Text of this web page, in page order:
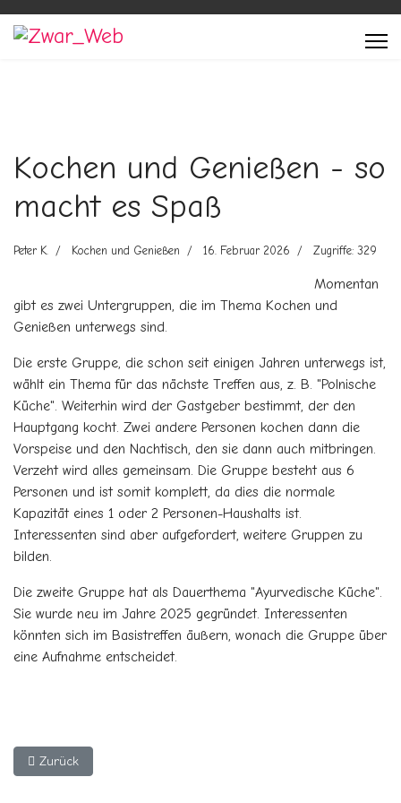
Kochen und Genießen - so
macht es Spaß
Peter K. Kochen und Genießen 16. Februar 2026 Zugriffe: 329
Momentan
gibt es zwei Untergruppen, die im Thema Kochen und
Genießen unterwegs sind.
Die erste Gruppe, die schon seit einigen Jahren unterwegs ist,
wählt ein Thema für das nächste Treffen aus, z. B. "Polnische
Küche". Weiterhin wird der Gastgeber bestimmt, der den
Hauptgang kocht. Zwei andere Personen kochen dann die
Vorspeise und den Nachtisch, den sie dann auch mitbringen.
Verzeht wird alles gemeinsam. Die Gruppe besteht aus 6
Personen und ist somit komplett, da dies die normale
Kapazität eines 1 oder 2 Personen-Haushalts ist.
Interessenten sind aber aufgefordert, weitere Gruppen zu
bilden.
Die zweite Gruppe hat als Dauerthema "Ayurvedische Küche".
Sie wurde neu im Jahre 2025 gegründet. Interessenten
könnten sich im Basistreffen äußern, wonach die Gruppe über
eine Aufnahme entscheidet.
Vorheriger Beitrag: Die Genießergruppe - Kochen Osteuropäisch
Zurück